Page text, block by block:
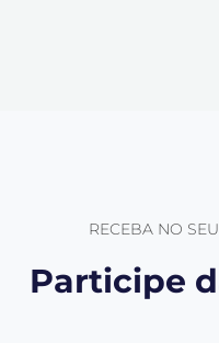
RECEBA NO
Participe